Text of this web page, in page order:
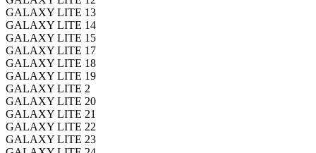
GALAXY LITE 13
GALAXY LITE 14
GALAXY LITE 15
GALAXY LITE 17
GALAXY LITE 18
GALAXY LITE 19
GALAXY LITE 2
GALAXY LITE 20
GALAXY LITE 21
GALAXY LITE 22
GALAXY LITE 23